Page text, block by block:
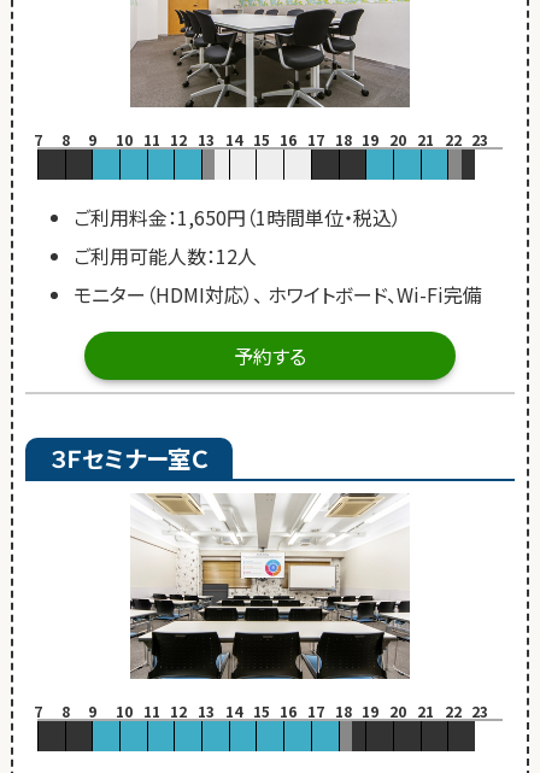
7 8 9 10 11 12 13 14 15 16 17 18 19 20 21 22 23
ご利用料金：1,650円（1時間単位・税込）
ご利用可能人数：12人
モニター（HDMI対応）、 ホワイトボード、Wi-Fi完備
予約する
３Ｆセミナー室Ｃ
7 8 9 10 11 12 13 14 15 16 17 18 19 20 21 22 23